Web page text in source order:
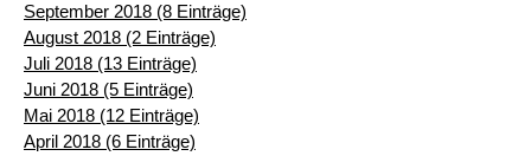
September 2018 (8 Einträge)
August 2018 (2 Einträge)
Juli 2018 (13 Einträge)
Juni 2018 (5 Einträge)
Mai 2018 (12 Einträge)
April 2018 (6 Einträge)